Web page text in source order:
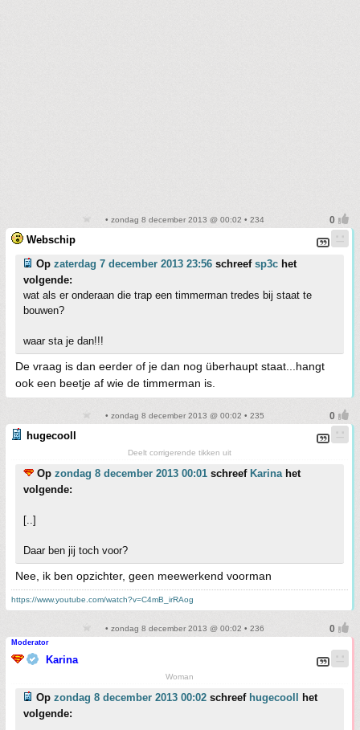
• zondag 8 december 2013 @ 00:02 • 234
Webschip
Op zaterdag 7 december 2013 23:56 schreef sp3c het
volgende:
wat als er onderaan die trap een timmerman tredes bij staat te
bouwen?
waar sta je dan!!!
De vraag is dan eerder of je dan nog überhaupt staat...hangt
ook een beetje af wie de timmerman is.
• zondag 8 december 2013 @ 00:02 • 235
hugecooll
Deelt corrigerende tikken uit
Op zondag 8 december 2013 00:01 schreef Karinahet
volgende:
[..]
Daar ben jij toch voor?
Nee, ik ben opzichter, geen meewerkend voorman
https://www.youtube.com/watch?v=C4mB_irRAog
• zondag 8 december 2013 @ 00:02 • 236
Moderator
Karina
Woman
Op zondag 8 december 2013 00:02 schreef hugecooll
het
volgende: